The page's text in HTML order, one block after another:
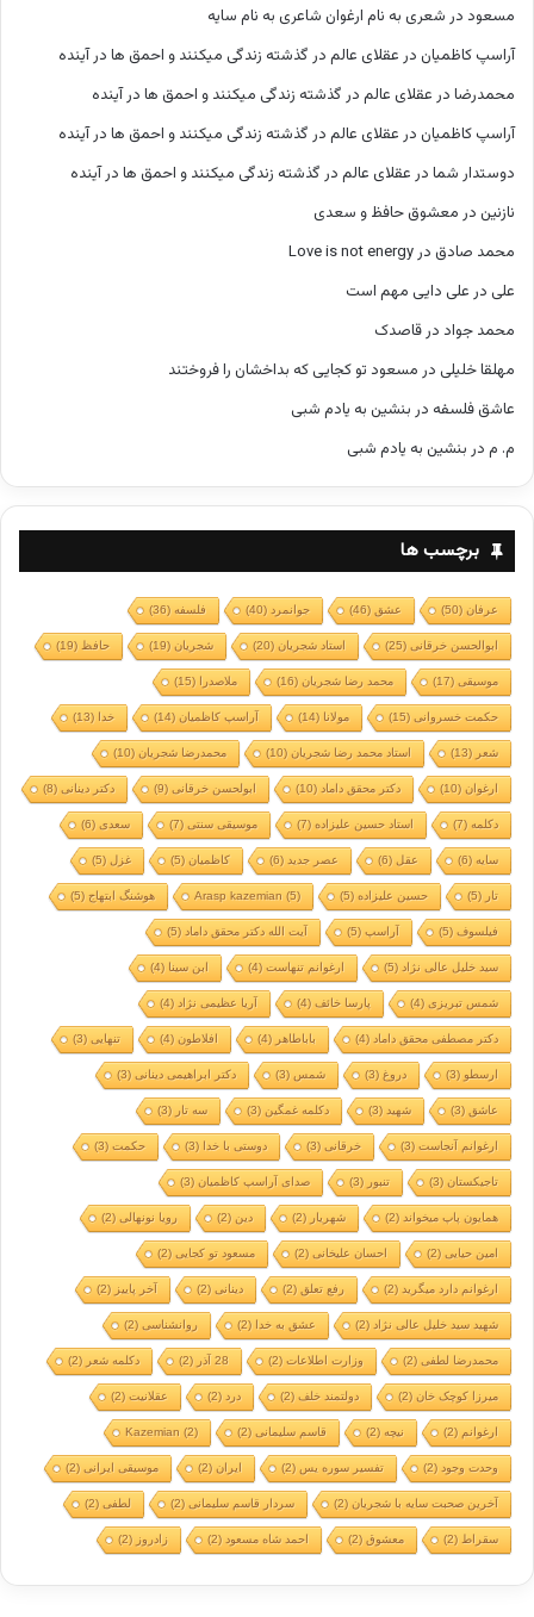
مسعود در شعری به نام ارغوان شاعری به نام سایه
آراسپ کاظمیان در عقلای عالم در گذشته زندگی میکنند و احمق ها در آینده
محمدرضا در عقلای عالم در گذشته زندگی میکنند و احمق ها در آینده
آراسپ کاظمیان در عقلای عالم در گذشته زندگی میکنند و احمق ها در آینده
دوستدار شما در عقلای عالم در گذشته زندگی میکنند و احمق ها در آینده
نازنین در معشوق حافظ و سعدی
محمد صادق در Love is not energy
علی در علی دایی مهم است
محمد جواد در قاصدک
مهلقا خلیلی در مسعود تو کجایی که بداخشان را فروختند
عاشق فلسفه در بنشین به یادم شبی
م. م در بنشین به یادم شبی
برچسب ها
عرفان(50) عشق (46) جوانمرد (40) فلسفه(36)
ابوالحسن خرقانی(25) استاد شجریان(20) شجریان(19) حافظ (19)
موسیقی(17) محمد رضا شجریان(16) ملاصدرا (15)
حکمت خسروانی(15) مولانا (14) آراسپ کاظمیان(14) خدا (13)
شعر (13) استاد محمد رضا شجریان(10) محمدرضا شجریان(10)
ارغوان(10) دکتر محقق داماد (10) ابولحسن خرقانی(9) دکتر دینانی(8)
دکلمه(7) استاد حسین علیزاده(7) موسیقی سنتی(7) سعدی(6)
سایه(6) عقل (6) عصر جدید (6) کاظمیان(5) غزل (5)
تار (5) حسین علیزاده(5)
Arasp kazemian (5) هوشنگ ابتهاج(5)
فیلسوف(5) آراسپ(5) آیت الله دکتر محقق داماد (5)
سید خلیل عالی نژاد (5) ارغوانم تنهاست(4) ابن سینا (4)
شمس تبریزی(4) پارسا خائف(4) آریا عظیمی نژاد (4)
دکتر مصطفی محقق داماد (4) باباطاهر (4) افلاطون(4) تنهایی(3)
ارسطو (3) دروغ (3) شمس (3) دکتر ابراهیمی دینانی(3)
عاشق (3) شهید (3) دکلمه غمگین (3) سه تار (3)
ارغوانم آنجاست(3) خرقانی(3) دوستی با خدا (3) حکمت(3)
تاجیکستان(3) تنبور (3) صدای آراسپ کاظمیان(3)
همایون پاپ میخواند (2) شهریار (2) دین (2) رویا نونهالی(2)
امین حیایی(2) احسان علیخانی(2) مسعود تو کجایی(2)
ارغوانم دارد میگرید (2) رفع تعلق (2) دینانی(2) آخر پاییز (2)
شهید سید خلیل عالی نژاد (2) عشق به خدا (2) روانشناسی(2)
محمدرضا لطفی(2) وزارت اطلاعات(2) 28 آذر (2) دکلمه شعر (2)
میرزا کوچک خان(2) دولتمند خلف(2) درد (2) عقلانیت(2)
ارغوانم (2) نیچه(2) قاسم سلیمانی(2)
Kazemian (2)
وحدت وجود (2) تفسیر سوره یس (2) ایران(2) موسیقی ایرانی(2)
آخرین صحبت سایه با شجریان(2) سردار قاسم سلیمانی(2) لطفی(2)
سقراط (2) معشوق(2) احمد شاه مسعود (2) زادروز (2)